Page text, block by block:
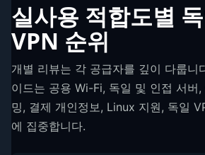
실사용 적합도별
VPN 순위
개별 리뷰는 각 공급자를 깊이 다룹니
이드는 공용 Wi-Fi, 독일 및 인접 서버,
밍, 결제 개인정보, Linux 지원, 독일
에 집중합니다.